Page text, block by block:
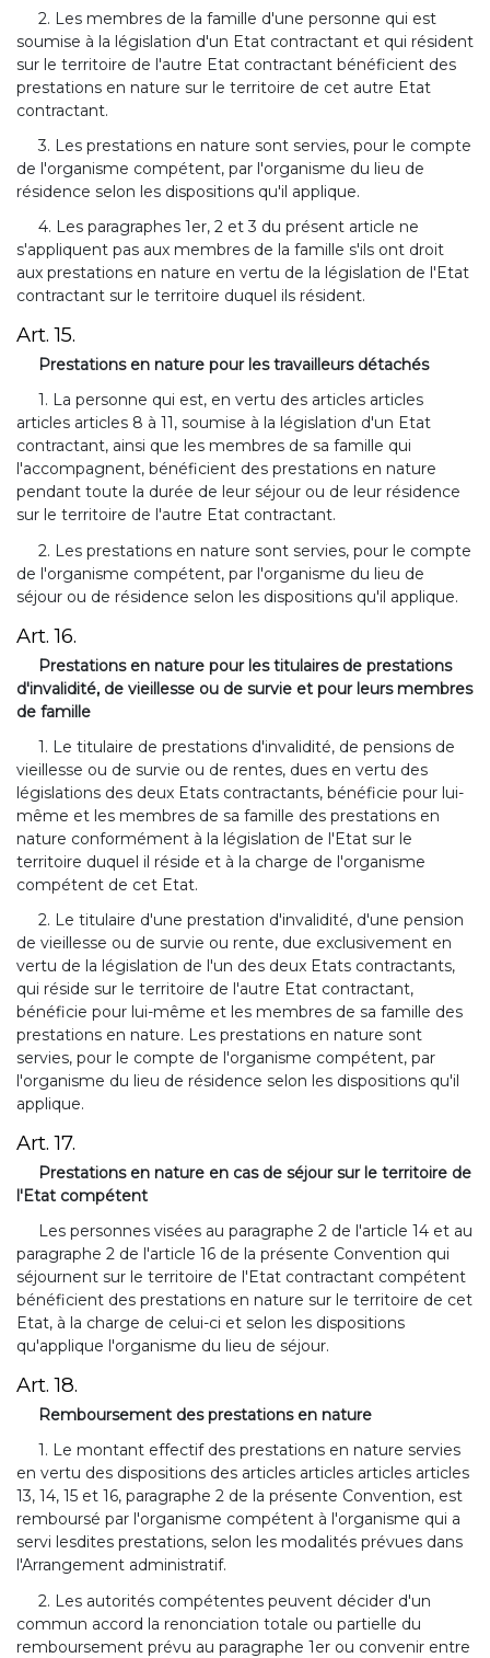
2. Les membres de la famille d'une personne qui est
soumise à la législation d'un Etat contractant et qui résident
sur le territoire de l'autre Etat contractant bénéficient des
prestations en nature sur le territoire de cet autre Etat
contractant.
3. Les prestations en nature sont servies, pour le compte
de l'organisme compétent, par l'organisme du lieu de
résidence selon les dispositions qu'il applique.
4. Les paragraphes 1er, 2 et 3 du présent article ne
s'appliquent pas aux membres de la famille s'ils ont droit
aux prestations en nature en vertu de la législation de l'Etat
contractant sur le territoire duquel ils résident.
Art. 15.
Prestations en nature pour les travailleurs détachés
1. La personne qui est, en vertu des articles articles
articles articles 8 à 11, soumise à la législation d'un Etat
contractant, ainsi que les membres de sa famille qui
l'accompagnent, bénéficient des prestations en nature
pendant toute la durée de leur séjour ou de leur résidence
sur le territoire de l'autre Etat contractant.
2. Les prestations en nature sont servies, pour le compte
de l'organisme compétent, par l'organisme du lieu de
séjour ou de résidence selon les dispositions qu'il applique.
Art. 16.
Prestations en nature pour les titulaires de prestations
d'invalidité, de vieillesse ou de survie et pour leurs membres
de famille
1. Le titulaire de prestations d'invalidité, de pensions de
vieillesse ou de survie ou de rentes, dues en vertu des
législations des deux Etats contractants, bénéficie pour lui-
même et les membres de sa famille des prestations en
nature conformément à la législation de l'Etat sur le
territoire duquel il réside et à la charge de l'organisme
compétent de cet Etat.
2. Le titulaire d'une prestation d'invalidité, d'une pension
de vieillesse ou de survie ou rente, due exclusivement en
vertu de la législation de l'un des deux Etats contractants,
qui réside sur le territoire de l'autre Etat contractant,
bénéficie pour lui-même et les membres de sa famille des
prestations en nature. Les prestations en nature sont
servies, pour le compte de l'organisme compétent, par
l'organisme du lieu de résidence selon les dispositions qu'il
applique.
Art. 17.
Prestations en nature en cas de séjour sur le territoire de
l'Etat compétent
Les personnes visées au paragraphe 2 de l'article 14 et au
paragraphe 2 de l'article 16 de la présente Convention qui
séjournent sur le territoire de l'Etat contractant compétent
bénéficient des prestations en nature sur le territoire de cet
Etat, à la charge de celui-ci et selon les dispositions
qu'applique l'organisme du lieu de séjour.
Art. 18.
Remboursement des prestations en nature
1. Le montant effectif des prestations en nature servies
en vertu des dispositions des articles articles articles articles
13, 14, 15 et 16, paragraphe 2 de la présente Convention, est
remboursé par l'organisme compétent à l'organisme qui a
servi lesdites prestations, selon les modalités prévues dans
l'Arrangement administratif.
2. Les autorités compétentes peuvent décider d'un
commun accord la renonciation totale ou partielle du
remboursement prévu au paragraphe 1er ou convenir entre